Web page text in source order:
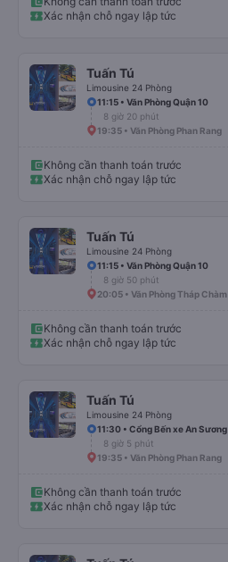
Xác nhận chỗ ngay lập tức
Tuấn Tú
Limousine 24 Phòng
11:15 • Văn Phòng Quận 10
8 giờ 20 phút
19:35 • Văn Phòng Phan Rang
Không cần thanh toán trước
Xác nhận chỗ ngay lập tức
Tuấn Tú
Limousine 24 Phòng
11:15 • Văn Phòng Quận 10
8 giờ 50 phút
20:05 • Văn Phòng Tháp Chàm
Không cần thanh toán trước
Xác nhận chỗ ngay lập tức
Tuấn Tú
Limousine 24 Phòng
11:30 • Cổng Bến xe An Sương
8 giờ 5 phút
19:35 • Văn Phòng Phan Rang
Không cần thanh toán trước
Xác nhận chỗ ngay lập tức